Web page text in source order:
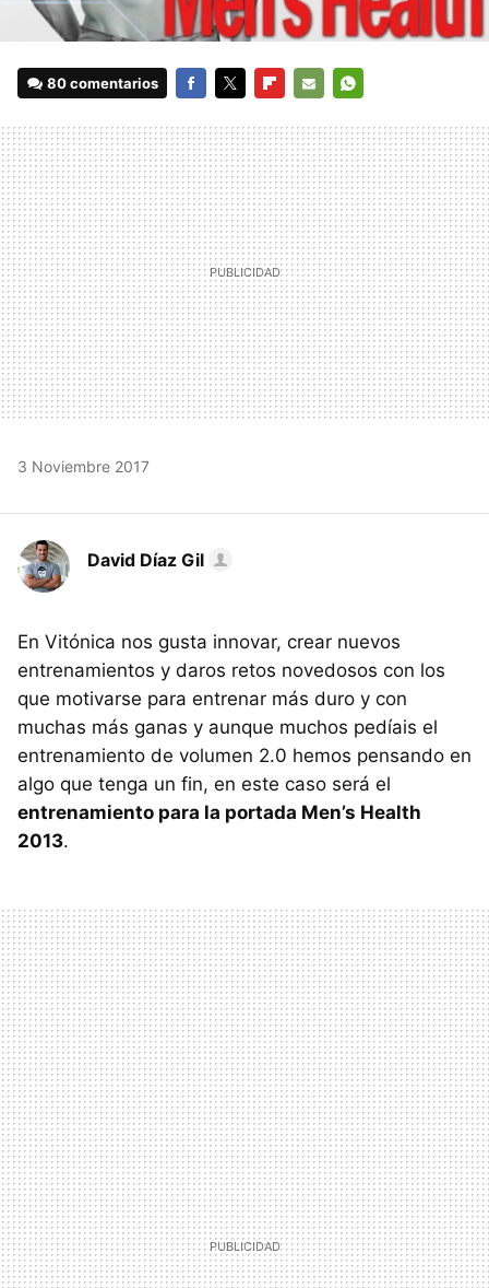
80 comentarios
MAIL
3 Noviembre 2017
David Díaz Gil
En Vitónica nos gusta innovar, crear nuevos
entrenamientos y daros retos novedosos con los
que motivarse para entrenar más duro y con
muchas más ganas y aunque muchos pedíais el
entrenamiento de volumen 2.0 hemos pensando en
algo que tenga un fin, en este caso será el
entrenamiento para la portada Men’s Health
2013.